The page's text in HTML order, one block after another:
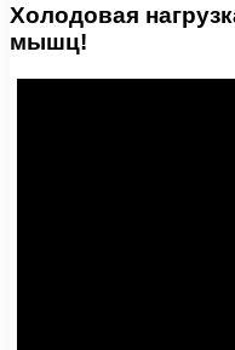
Холодовая
мышц!